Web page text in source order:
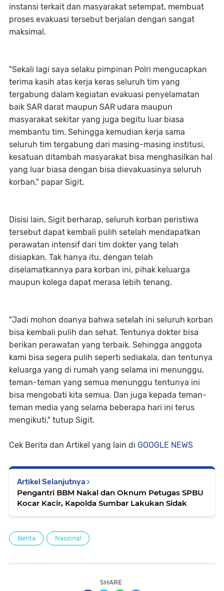
instansi terkait dan masyarakat setempat, membuat
proses evakuasi tersebut berjalan dengan sangat
maksimal.
"Sekali lagi saya selaku pimpinan Polri mengucapkan
terima kasih atas kerja keras seluruh tim yang
tergabung dalam kegiatan evakuasi penyelamatan
baik SAR darat maupun SAR udara maupun
masyarakat sekitar yang juga begitu luar biasa
membantu tim. Sehingga kemudian kerja sama
seluruh tim tergabung dari masing-masing institusi,
kesatuan ditambah masyarakat bisa menghasilkan hal
yang luar biasa dengan bisa dievakuasinya seluruh
korban," papar Sigit.
Disisi lain, Sigit berharap, seluruh korban peristiwa
tersebut dapat kembali pulih setelah mendapatkan
perawatan intensif dari tim dokter yang telah
disiapkan. Tak hanya itu, dengan telah
diselamatkannya para korban ini, pihak keluarga
maupun kolega dapat merasa lebih tenang.
"Jadi mohon doanya bahwa setelah ini seluruh korban
bisa kembali pulih dan sehat. Tentunya dokter bisa
berikan perawatan yang terbaik. Sehingga anggota
kami bisa segera pulih seperti sediakala, dan tentunya
keluarga yang di rumah yang selama ini menunggu,
teman-teman yang semua menunggu tentunya ini
bisa mengobati kita semua. Dan juga kepada teman-
teman media yang selama beberapa hari ini terus
mengikuti," tutup Sigit.
Cek Berita dan Artikel yang lain di GOOGLE NEWS
Artikel Selanjutnya
Pengantri BBM Nakal dan Oknum Petugas SPBU
Kocar Kacir, Kapolda Sumbar Lakukan Sidak
Berita Nasional
SHARE